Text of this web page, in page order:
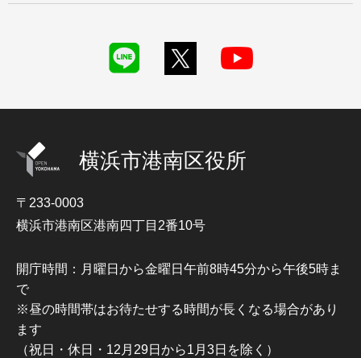
横浜市港南区役所
〒233-0003
横浜市港南区港南四丁目2番10号
開庁時間：月曜日から金曜日午前8時45分から午後5時ま
で
※昼の時間帯はお待たせする時間が長くなる場合があり
ます
（祝日・休日・12月29日から1月3日を除く）